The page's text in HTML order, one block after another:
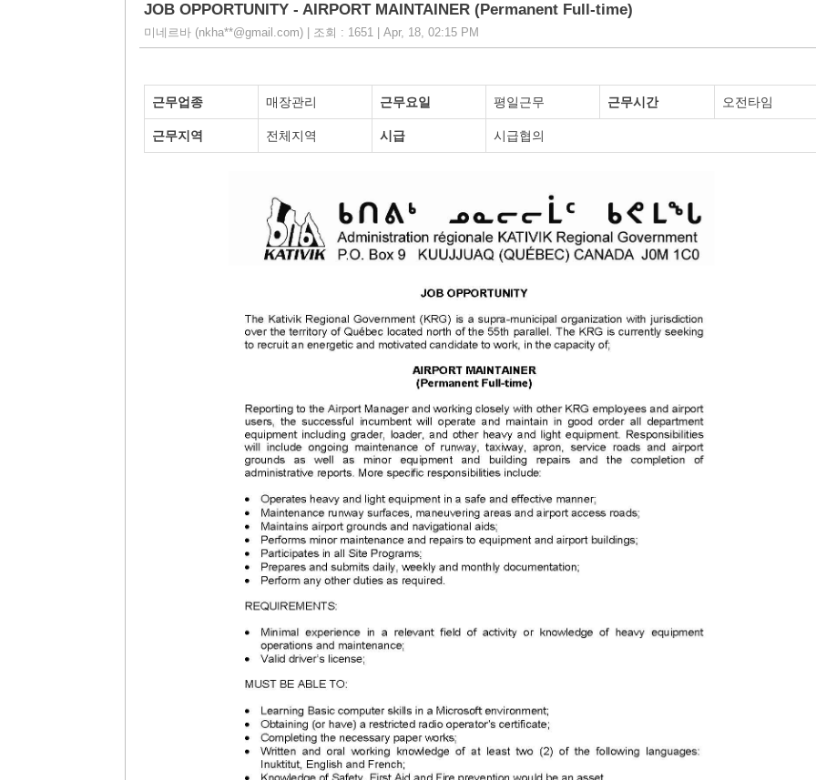
JOB OPPORTUNITY - AIRPORT MAINTAINER (Permanent Full-time)
미네르바 (nkha**@gmail.com) | 조회 : 1651 | Apr, 18, 02:15 PM
근무업종 매장관리 근무요일 평일근무 근무시간 오전타임
근무지역 전체지역 시급 시급협의